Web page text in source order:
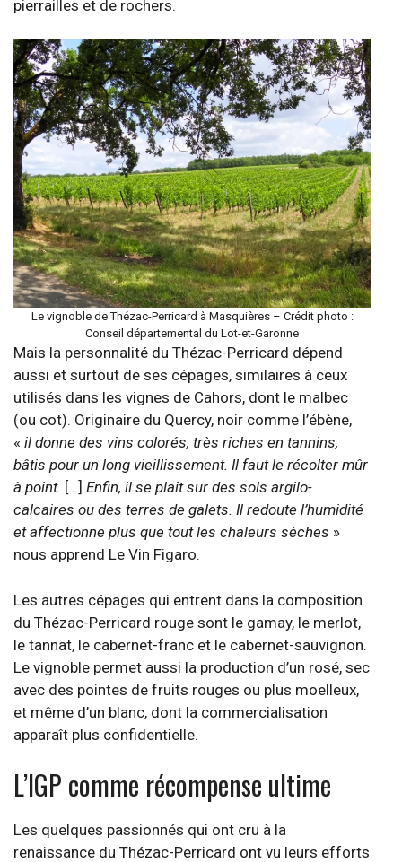
pierrailles et de rochers.
Le vignoble de Thézac-Perricard à Masquières – Crédit photo :
Conseil départemental du Lot-et-Garonne
Mais la personnalité du Thézac-Perricard dépend
aussi et surtout de ses cépages, similaires à ceux
utilisés dans les vignes de Cahors, dont le malbec
(ou cot). Originaire du Quercy, noir comme l’ébène,
« il donne des vins colorés, très riches en tannins,
bâtis pour un long vieillissement. Il faut le récolter mûr
à point. […] Enfin, il se plaît sur des sols argilo-
calcaires ou des terres de galets. Il redoute l’humidité
et affectionne plus que tout les chaleurs sèches »
nous apprend Le Vin Figaro.
Les autres cépages qui entrent dans la composition
du Thézac-Perricard rouge sont le gamay, le merlot,
le tannat, le cabernet-franc et le cabernet-sauvignon.
Le vignoble permet aussi la production d’un rosé, sec
avec des pointes de fruits rouges ou plus moelleux,
et même d’un blanc, dont la commercialisation
apparaît plus confidentielle.
L’IGP comme récompense ultime
Les quelques passionnés qui ont cru à la
renaissance du Thézac-Perricard ont vu leurs efforts